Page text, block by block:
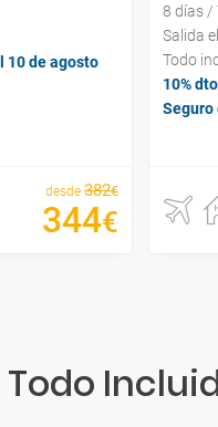
10 de agosto
desde 382€
344€
8 días /
Salida
Todo
10%
Seguro